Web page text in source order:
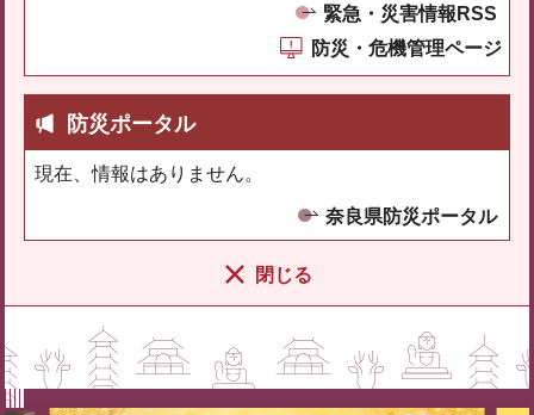
緊急・災害情報RSS
防災・危機管理ページ
防災ポータル
現在、情報はありません。
奈良県防災ポータル
閉じる